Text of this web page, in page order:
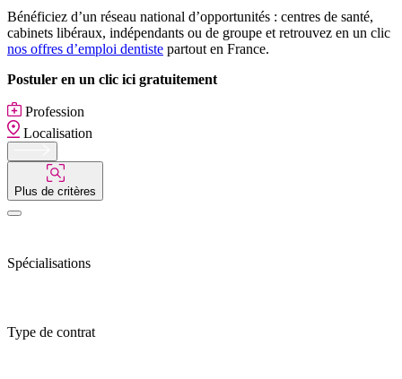
Bénéficiez d’un réseau national d’opportunités : centres de santé,
cabinets libéraux, indépendants ou de groupe et retrouvez en un clic
nos offres d’emploi dentiste partout en France.
Postuler en un clic ici gratuitement
Profession
Localisation
Plus de critères
Spécialisations
Type de contrat